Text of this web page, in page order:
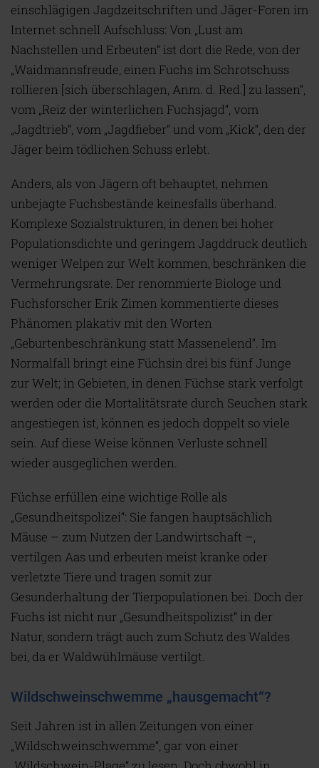
einschlägigen Jagdzeitschriften und Jäger-Foren im
Internet schnell Aufschluss: Von „Lust am
Nachstellen und Erbeuten“ ist dort die Rede, von der
„Waidmannsfreude, einen Fuchs im Schrotschuss
rollieren [sich überschlagen, Anm. d. Red.] zu lassen“,
vom „Reiz der winterlichen Fuchsjagd“, vom
„Jagdtrieb“, vom „Jagdfieber“ und vom „Kick“, den der
Jäger beim tödlichen Schuss erlebt.
Anders, als von Jägern oft behauptet, nehmen
unbejagte Fuchsbestände keinesfalls überhand.
Komplexe Sozialstrukturen, in denen bei hoher
Populationsdichte und geringem Jagddruck deutlich
weniger Welpen zur Welt kommen, beschränken die
Vermehrungsrate. Der renommierte Biologe und
Fuchsforscher Erik Zimen kommentierte dieses
Phänomen plakativ mit den Worten
„Geburtenbeschränkung statt Massenelend“. Im
Normalfall bringt eine Füchsin drei bis fünf Junge
zur Welt; in Gebieten, in denen Füchse stark verfolgt
werden oder die Mortalitätsrate durch Seuchen stark
angestiegen ist, können es jedoch doppelt so viele
sein. Auf diese Weise können Verluste schnell
wieder ausgeglichen werden.
Füchse erfüllen eine wichtige Rolle als
„Gesundheitspolizei“: Sie fangen hauptsächlich
Mäuse – zum Nutzen der Landwirtschaft –,
vertilgen Aas und erbeuten meist kranke oder
verletzte Tiere und tragen somit zur
Gesunderhaltung der Tierpopulationen bei. Doch der
Fuchs ist nicht nur „Gesundheitspolizist“ in der
Natur, sondern trägt auch zum Schutz des Waldes
bei, da er Waldwühlmäuse vertilgt.
Wildschweinschwemme „hausgemacht“?
Seit Jahren ist in allen Zeitungen von einer
„Wildschweinschwemme“, gar von einer